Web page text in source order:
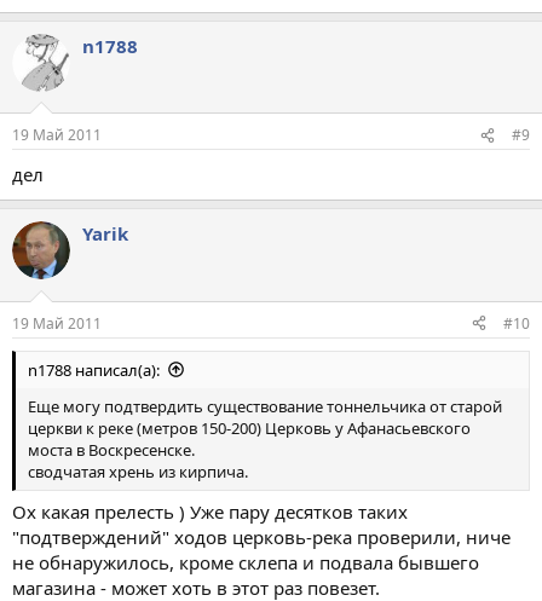
n1788
19 Май 2011 #9
дел
Yarik
19 Май 2011 #10
n1788 написал(а):
Еще могу подтвердить существование тоннельчика от старой
церкви к реке (метров 150-200) Церковь у Афанасьевского
моста в Воскресенске.
сводчатая хрень из кирпича.
Ох какая прелесть ) Уже пару десятков таких
"подтверждений" ходов церковь-река проверили, ниче
не обнаружилось, кроме склепа и подвала бывшего
магазина - может хоть в этот раз повезет.